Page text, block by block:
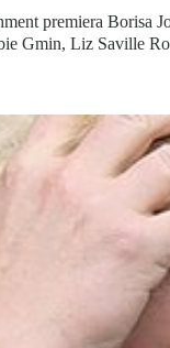
premiera Borisa
Gmin, Liz Saville